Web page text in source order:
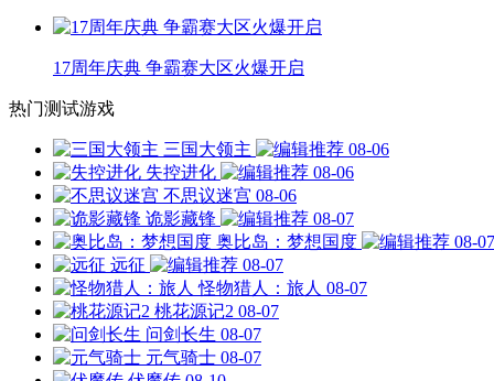
17周年庆典 争霸赛大区火爆开启
热门测试游戏
三国大领主
08-06
失控进化
08-06
不思议迷宫 08-06
诡影藏锋
08-07
奥比岛：梦想国度
08-07
远征
08-07
怪物猎人：旅人 08-07
桃花源记2 08-07
问剑长生 08-07
元气骑士 08-07